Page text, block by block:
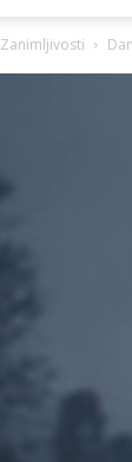
Zanimljivosti